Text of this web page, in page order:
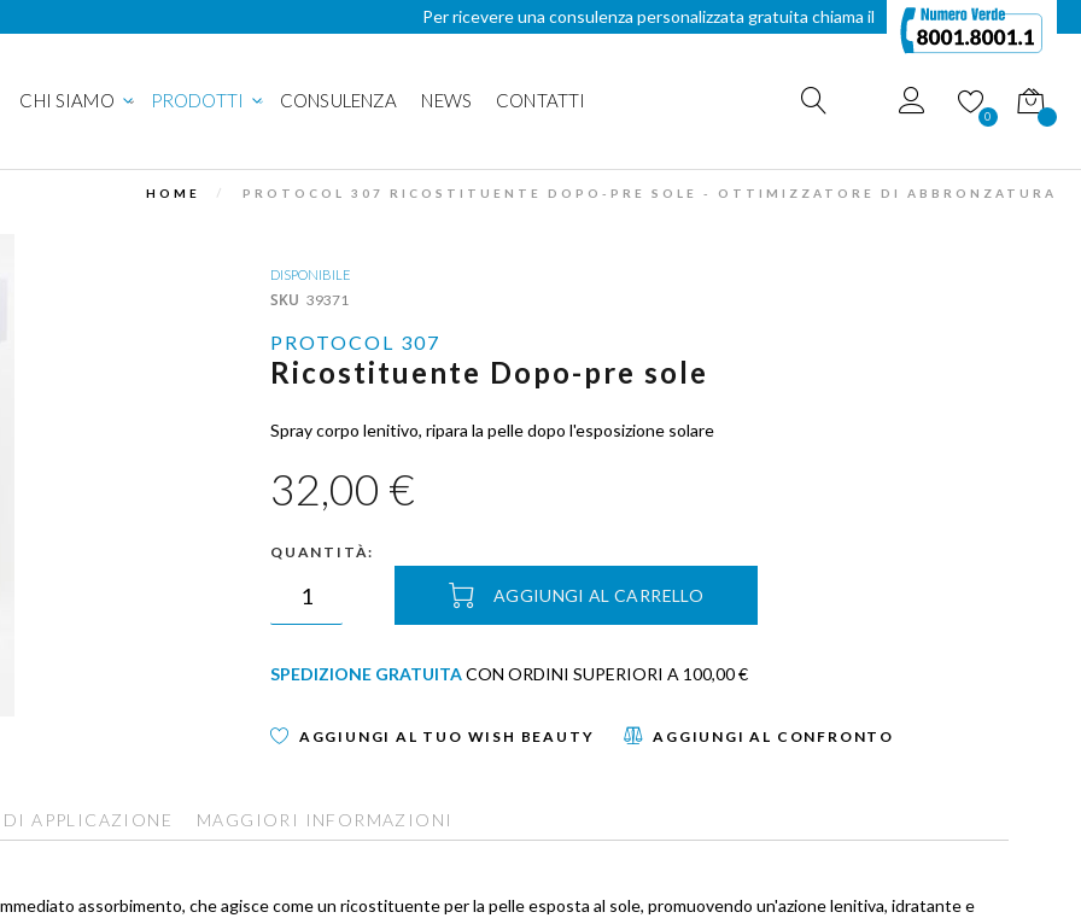
Per ricevere una consulenza personalizzata gratuita chiama il
0 Carrello
CHI SIAMO PRODOTTI CONSULENZA NEWS CONTATTI
HOME PROTOCOL 307 RICOSTITUENTE DOPO-PRE SOLE - OTTIMIZZATORE DI ABBRONZATURA
DISPONIBILE
SKU 39371
PROTOCOL 307
Ricostituente Dopo-pre sole
Spray corpo lenitivo, ripara la pelle dopo l'esposizione solare
32,00 €
QUANTITÀ:
AGGIUNGI AL CARRELLO
SPEDIZIONE GRATUITACON ORDINI SUPERIORI A 100,00 €
AGGIUNGI AL TUO WISH BEAUTY AGGIUNGI AL CONFRONTO
assorbimento, che agisce come un ricostituente per la pelle esposta al sole, promuovendo un'azione lenitiva, idratante e
APPLICAZIONE MAGGIORI INFORMAZIONI